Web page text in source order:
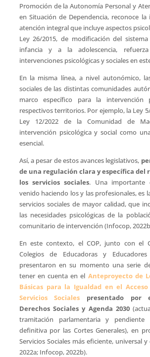
Promoción de la Autonomía Personal y
en Situación de Dependencia, reconoce
atención integral que incluye aspectos
Ley 26/2015, de modificación del
infancia y a la adolescencia,
intervenciones psicológicas y sociales en
En la misma línea, a nivel autonómico,
sociales de las distintas comunidades
marco específico para la intervención
respectivos territorios. Por ejemplo, la Ley
Ley 12/2022 de la Comunidad de
intervención psicológica y social como
esencial.
Así, a pesar de estos avances legislativos,
de una regulación clara y específica del
los servicios sociales. Una importante
venido haciendo los y las profesionales, es
servicios sociales de mayor calidad, que
las necesidades psicológicas de la
comunitario de intervención (Infocop,
En este contexto, el COP, junto con el
Colegios de Educadoras y Educadores
presentaron en su momento una serie
tener en cuenta en el Anteproyecto de
Básicas para la Igualdad en el
Servicios Sociales presentado por
Derechos Sociales y Agenda 2030
tramitación parlamentaria y pendiente
definitiva por las Cortes Generales), en
Servicios Sociales más eficiente, universal
2022a; Infocop, 2022b).